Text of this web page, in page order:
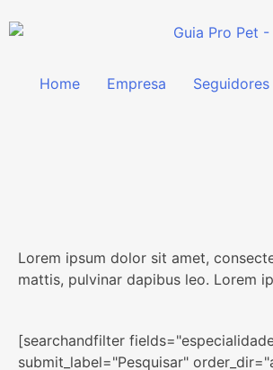
Home Empresa Seguidores
Lorem ipsum dolor sit amet,
mattis, pulvinar dapibus leo. Lorem
[searchandfilter
submit_label="Pesquisar"